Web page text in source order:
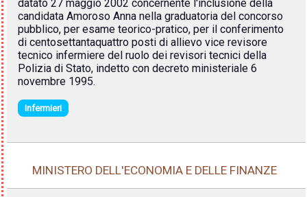
datato 27 maggio 2002 concernente l'inclusione della
candidata Amoroso Anna nella graduatoria del concorso
pubblico, per esame teorico-pratico, per il conferimento
di centosettantaquattro posti di allievo vice revisore
tecnico infermiere del ruolo dei revisori tecnici della
Polizia di Stato, indetto con decreto ministeriale 6
novembre 1995.
Infermieri
MINISTERO DELL'ECONOMIA E DELLE FINANZE